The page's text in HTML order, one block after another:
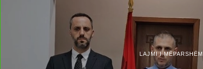
LAJMI I MËPARSHËM